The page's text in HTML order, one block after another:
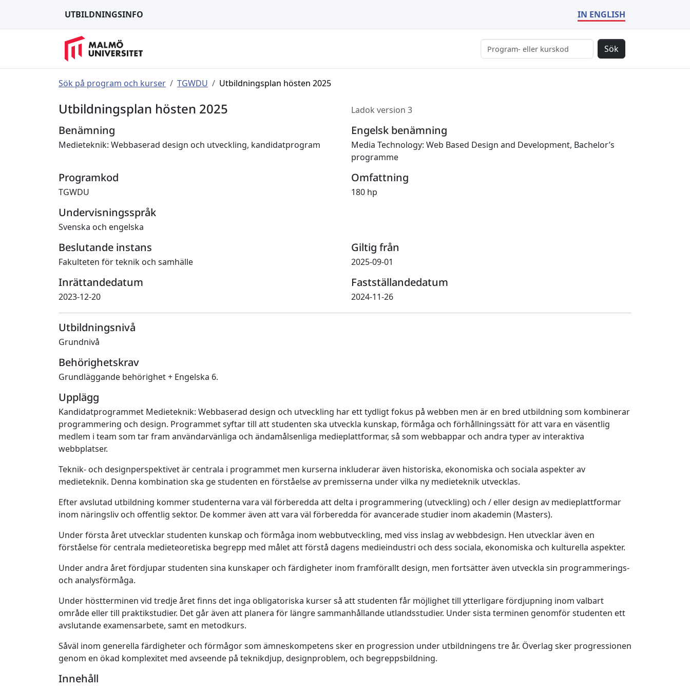
UTBILDNINGSINFO IN ENGLISH
Sök
Sök på program och kurser TGWDU Utbildningsplan hösten 2025
Utbildningsplan hösten 2025 Ladok version 3
Benämning
Medieteknik: Webbaserad design och utveckling, kandidatprogram
Engelsk benämning
Media Technology: Web Based Design and Development, Bachelor’s
programme
Programkod
TGWDU
Omfattning
180 hp
Undervisningsspråk
Svenska och engelska
Beslutande instans
Fakulteten för teknik och samhälle
Giltig från
2025-09-01
Inrättandedatum
2023-12-20
Fastställandedatum
2024-11-26
Utbildningsnivå
Grundnivå
Behörighetskrav
Grundläggande behörighet + Engelska 6.
Upplägg
Kandidatprogrammet Medieteknik: Webbaserad design och utveckling har ett tydligt fokus på webben men är en bred utbildning som kombinerar
programmering och design. Programmet syftar till att studenten ska utveckla kunskap, förmåga och förhållningssätt för att vara en väsentlig
medlem i team som tar fram användarvänliga och ändamålsenliga medieplattformar, så som webbappar och andra typer av interaktiva
webbplatser.
Teknik- och designperspektivet är centrala i programmet men kurserna inkluderar även historiska, ekonomiska och sociala aspekter av
medieteknik. Denna kombination ska ge studenten en förståelse av premisserna under vilka ny medieteknik utvecklas.
Efter avslutad utbildning kommer studenterna vara väl förberedda att delta i programmering (utveckling) och / eller design av medieplattformar
inom näringsliv och offentlig sektor. De kommer även att vara väl förberedda för avancerade studier inom akademin (Masters).
Under första året utvecklar studenten kunskap och förmåga inom webbutveckling, med viss inslag av webbdesign. Hen utvecklar även en
förståelse för centrala medieteoretiska begrepp med målet att förstå dagens medieindustri och dess sociala, ekonomiska och kulturella aspekter.
Under andra året fördjupar studenten sina kunskaper och färdigheter inom framförallt design, men fortsätter även utveckla sin programmerings-
och analysförmåga.
Under höstterminen vid tredje året finns det inga obligatoriska kurser så att studenten får möjlighet till ytterligare fördjupning inom valbart
område eller till praktikstudier. Det går även att planera för längre sammanhållande utlandsstudier. Under sista terminen genomför studenten ett
avslutande examensarbete, samt en metodkurs.
Såväl inom generella färdigheter och förmågor som ämneskompetens sker en progression under utbildningens tre år. Överlag sker progressionen
genom en ökad komplexitet med avseende på teknikdjup, designproblem, och begreppsbildning.
Innehåll